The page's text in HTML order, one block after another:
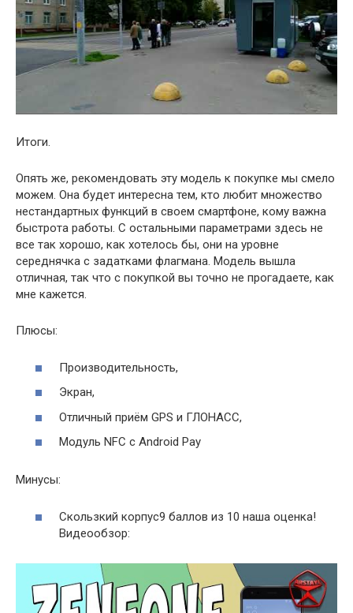
Итоги.
Опять же, рекомендовать эту модель к покупке мы смело
можем. Она будет интересна тем, кто любит множество
нестандартных функций в своем смартфоне, кому важна
быстрота работы. С остальными параметрами здесь не
все так хорошо, как хотелось бы, они на уровне
середнячка с задатками флагмана. Модель вышла
отличная, так что с покупкой вы точно не прогадаете, как
мне кажется.
Плюсы:
Производительность,
Экран,
Отличный приём GPS и ГЛОНАСС,
Модуль NFC с Android Pay
Минусы:
Скользкий корпус9 баллов из 10 наша оценка!
Видеообзор: